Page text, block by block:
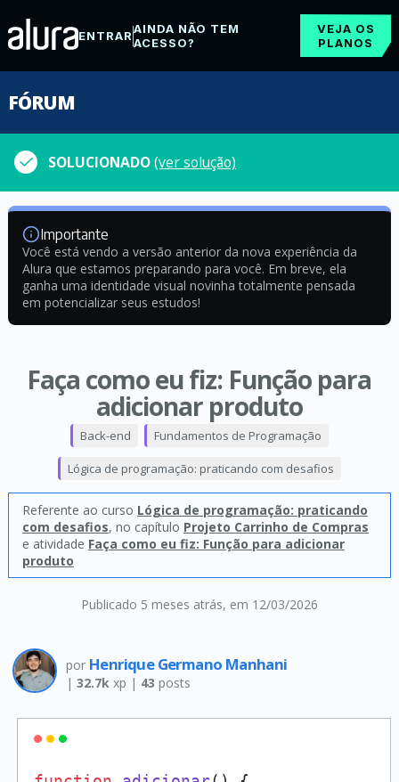
ENTRARAINDA NÃO TEM
ACESSO?
VEJA OS
PLANOS
FÓRUM
SOLUCIONADO(ver solução)
Importante
Você está vendo a versão anterior da nova experiência da
Alura que estamos preparando para você. Em breve, ela
ganha uma identidade visual novinha totalmente pensada
em potencializar seus estudos!
Faça como eu fiz: Função para
adicionar produto
Publicado 5 meses atrás, em 12/03/2026
Back-end Fundamentos de Programação
Lógica de programação: praticando com desafios
Referente ao curso Lógica de programação: praticando
com desafios, no capítulo Projeto Carrinho de Compras
e atividade Faça como eu fiz: Função para adicionar
produto
por Henrique Germano Manhani
| 32.7kxp | 43 posts